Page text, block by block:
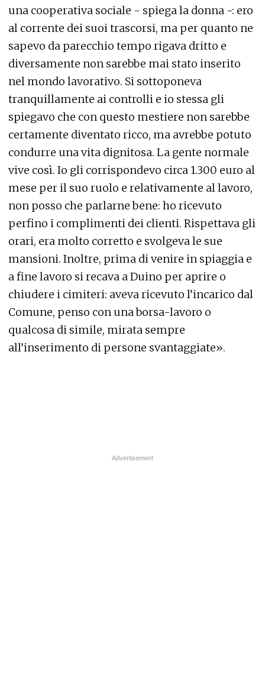
una cooperativa sociale - spiega la donna -: ero
al corrente dei suoi trascorsi, ma per quanto ne
sapevo da parecchio tempo rigava dritto e
diversamente non sarebbe mai stato inserito
nel mondo lavorativo. Si sottoponeva
tranquillamente ai controlli e io stessa gli
spiegavo che con questo mestiere non sarebbe
certamente diventato ricco, ma avrebbe potuto
condurre una vita dignitosa. La gente normale
vive così. Io gli corrispondevo circa 1.300 euro al
mese per il suo ruolo e relativamente al lavoro,
non posso che parlarne bene: ho ricevuto
perfino i complimenti dei clienti. Rispettava gli
orari, era molto corretto e svolgeva le sue
mansioni. Inoltre, prima di venire in spiaggia e
a fine lavoro si recava a Duino per aprire o
chiudere i cimiteri: aveva ricevuto l’incarico dal
Comune, penso con una borsa-lavoro o
qualcosa di simile, mirata sempre
all’inserimento di persone svantaggiate».